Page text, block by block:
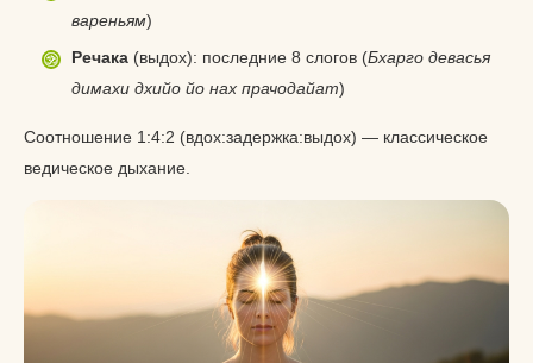
вареньям)
Речака (выдох): последние 8 слогов (Бхарго девасья
димахи дхийо йо нах прачодайат)
Соотношение 1:4:2 (вдох:задержка:выдох) — классическое
ведическое дыхание.